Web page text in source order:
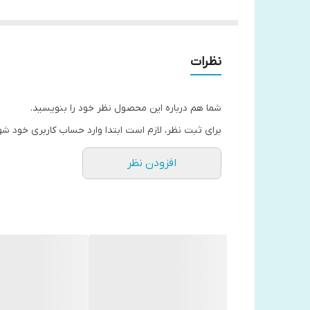
کاغذ بابک اروپایی
نظرات
شما هم درباره این محصول نظر خود را بنویسید.
برای ثبت نظر، لازم است ابتدا وارد حساب کاربری خود
افزودن نظر